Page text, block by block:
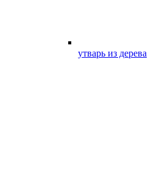
утварь из дерева